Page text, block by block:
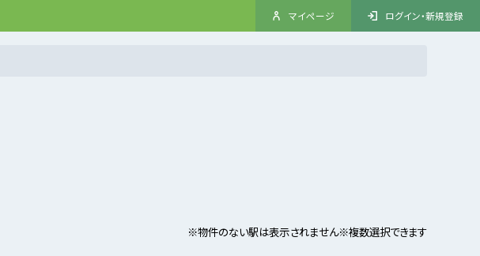
マイページ ログイン・新規登録
※物件のない駅は表示されません※複数選択できます